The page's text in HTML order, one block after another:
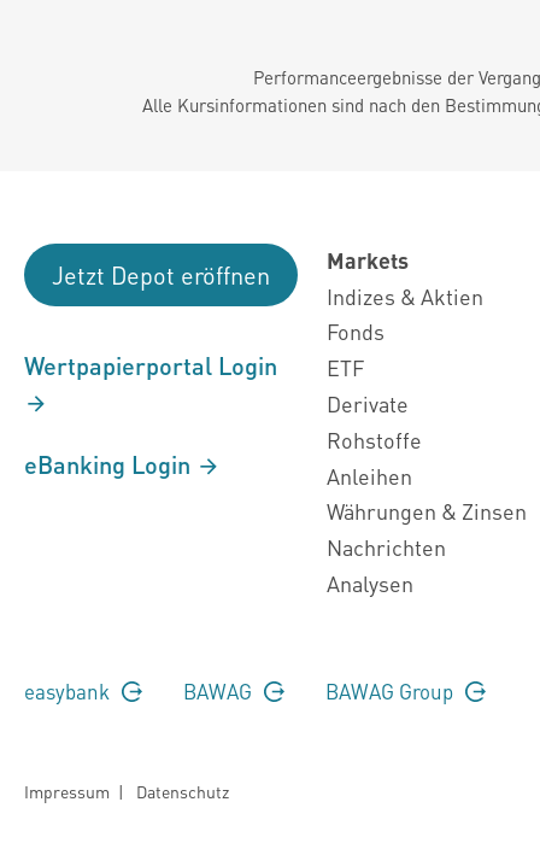
Performanceergebnisse der
Alle Kursinformationen sind nach den
Jetzt Depot eröffnen
Wertpapierportal Login
eBanking Login
Markets
Indizes & Aktien
Fonds
ETF
Derivate
Rohstoffe
Anleihen
Währungen & Zinsen
Nachrichten
Analysen
easybank BAWAG BAWAG Group
Impressum | Datenschutz